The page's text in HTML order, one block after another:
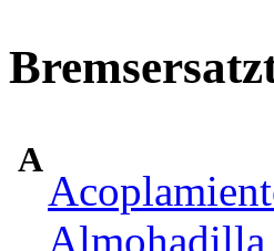
A
Almohadilla